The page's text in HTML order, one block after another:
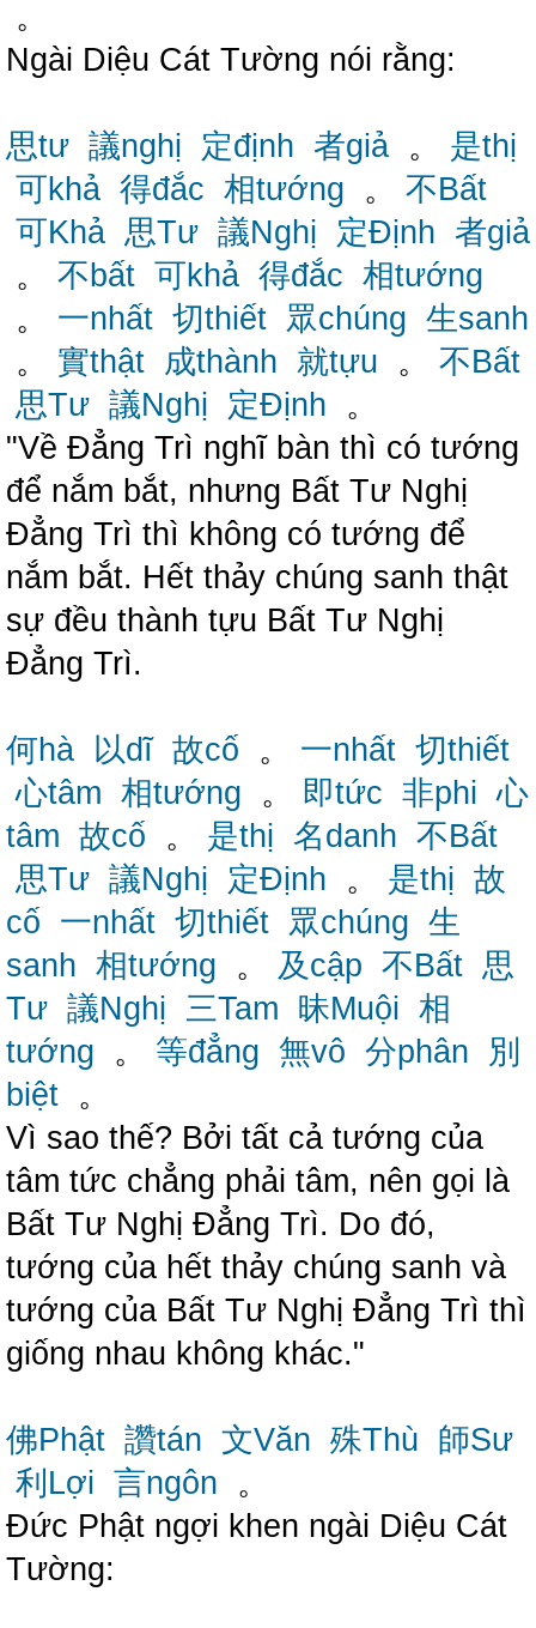
。
Ngài Diệu Cát Tường nói rằng:
思tư 議nghị 定định 者giả 。 是thị
可khả 得đắc 相tướng 。 不Bất
可Khả 思Tư 議Nghị 定Định 者giả
。 不bất 可khả 得đắc 相tướng
。 一nhất 切thiết 眾chúng 生sanh
。 實thật 成thành 就tựu 。 不Bất
思Tư 議Nghị 定Định 。
"Về Đẳng Trì nghĩ bàn thì có tướng
để nắm bắt, nhưng Bất Tư Nghị
Đẳng Trì thì không có tướng để
nắm bắt. Hết thảy chúng sanh thật
sự đều thành tựu Bất Tư Nghị
Đẳng Trì.
何hà 以dĩ 故cố 。 一nhất 切thiết
心tâm 相tướng 。 即tức 非phi 心
tâm 故cố 。 是thị 名danh 不Bất
思Tư 議Nghị 定Định 。 是thị 故
cố 一nhất 切thiết 眾chúng 生
sanh 相tướng 。 及cập 不Bất 思
Tư 議Nghị 三Tam 昧Muội 相
tướng 。 等đẳng 無vô 分phân
別
biệt 。
Vì sao thế? Bởi tất cả tướng của
tâm tức chẳng phải tâm, nên gọi là
Bất Tư Nghị Đẳng Trì. Do đó,
tướng của hết thảy chúng sanh và
tướng của Bất Tư Nghị Đẳng Trì thì
giống nhau không khác."
佛Phật 讚tán 文Văn 殊Thù 師Sư
利Lợi 言ngôn 。
Đức Phật ngợi khen ngài Diệu Cát
Tường: